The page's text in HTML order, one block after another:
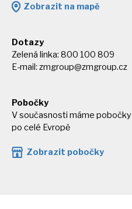
Zobrazit na mapě
Dotazy
Zelená linka: 800 100 809
E-mail: zmgroup@zmgroup.cz
Pobočky
V současnosti máme pobočky
po celé Evropě
Zobrazit pobočky